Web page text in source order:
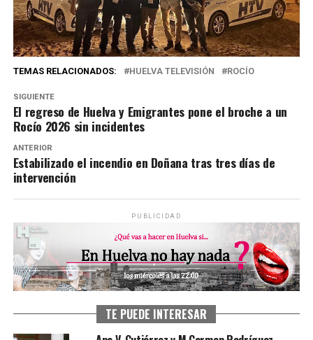
TEMAS RELACIONADOS: HUELVA TELEVISIÓN ROCÍO
SIGUIENTE
El regreso de Huelva y Emigrantes pone el broche a un
Rocío 2026 sin incidentes
ANTERIOR
Estabilizado el incendio en Doñana tras tres días de
intervención
PUBLICIDAD
TE PUEDE INTERESAR